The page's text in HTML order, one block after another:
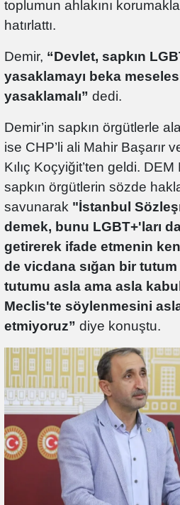
toplumun ahlakını
hatırlattı.
Demir, “Devlet, sapkın
yasaklamayı beka
yasaklamalı” dedi.
Demir’in sapkın örgütlerle
ise CHP’li ali Mahir Başarır
Kılıç Koçyiğit’ten geldi.
sapkın örgütlerin sözde
savunarak "İstanbul
demek, bunu LGBT+'ları
getirerek ifade etmenin
de vicdana sığan bir
tutumu asla ama asla
Meclis'te söylenmesini
etmiyoruz” diye konuştu.